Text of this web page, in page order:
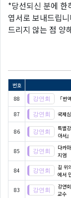
*당선되신 분에 한
엽서로 보내드립
드리지 않는 점 양
번호
88
「번
87 국제
86
특별
아서
85
다카
지엄
84
길 위
에서
83
강연
교수